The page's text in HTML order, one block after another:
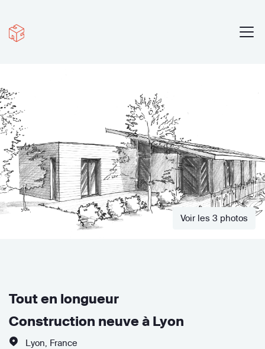
Voir les 3 photos
Tout en longueur
Construction neuve à Lyon
Lyon France